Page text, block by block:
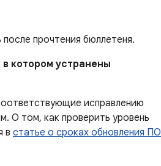
прочтения бюллетеня.
в котором устранены
исправлению
О том, как проверить уровень
в статье о сроках обновления ПО